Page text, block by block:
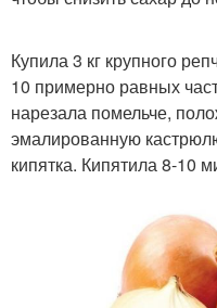
Купила 3 кг крупного
10 примерно равных
нарезала помельче,
эмалированную
кипятка. Кипятила 8-10